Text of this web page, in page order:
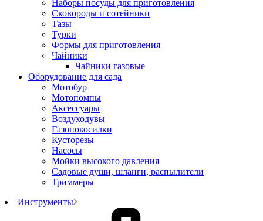
Наборы посуды для приготовления
Сковороды и сотейники
Тазы
Турки
Формы для приготовления
Чайники
Чайники газовые
Оборудование для сада
Мотобур
Мотопомпы
Аксессуары
Воздуходувы
Газонокосилки
Кусторезы
Насосы
Мойки высокого давления
Садовые души, шланги, распылители
Триммеры
Инструменты